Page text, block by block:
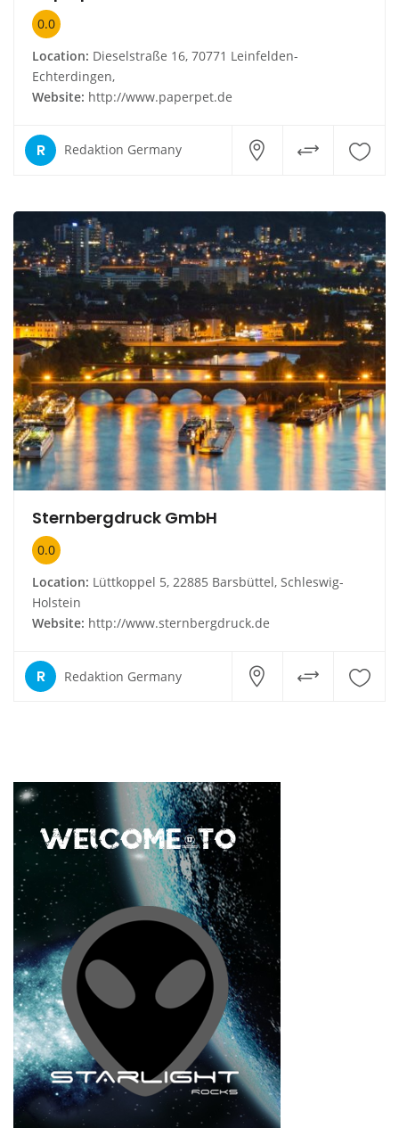
0.0
Location: Dieselstraße 16, 70771 Leinfelden-
Echterdingen,
Website: http://www.paperpet.de
R Redaktion Germany
Sternbergdruck GmbH
0.0
Location: Lüttkoppel 5, 22885 Barsbüttel, Schleswig-
Holstein
Website: http://www.sternbergdruck.de
R Redaktion Germany